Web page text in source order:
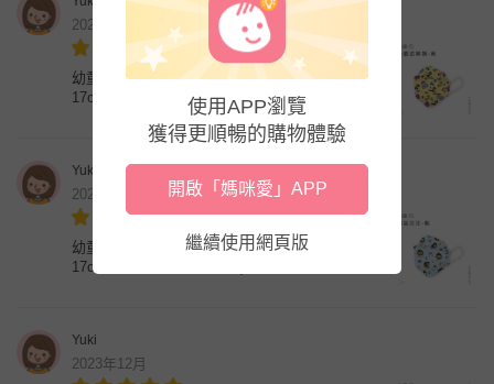
2023年12月
幼童4D醫用口罩-汪汪隊-公園遊樂場(黃底) (約
17cm x 6.3cm，3-5歲適用)-20入
Yuki
2023年12月
幼童4D醫用口罩-汪汪隊-海盜汪汪(藍底) (約
17cm x 6.3cm，3-5歲適用)-20入
Yuki
2023年12月
使用APP瀏覽
獲得更順暢的購物體驗
開啟「媽咪愛」APP
繼續使用網頁版